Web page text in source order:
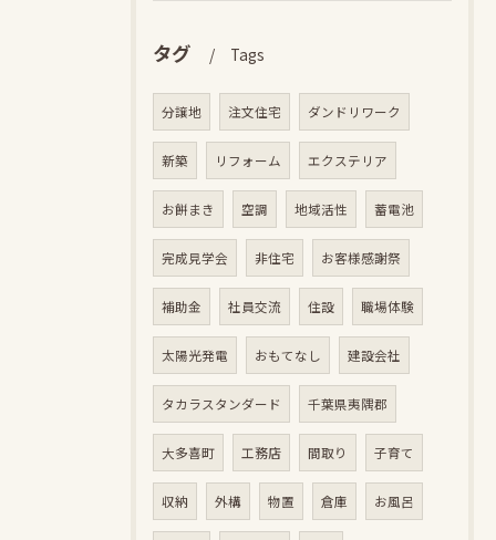
タグ Tags
分譲地 注文住宅 ダンドリワーク
新築 リフォーム エクステリア
お餅まき 空調 地域活性 蓄電池
完成見学会 非住宅 お客様感謝祭
補助金 社員交流 住設 職場体験
太陽光発電 おもてなし 建設会社
タカラスタンダード 千葉県夷隅郡
大多喜町 工務店 間取り 子育て
収納 外構 物置 倉庫 お風呂